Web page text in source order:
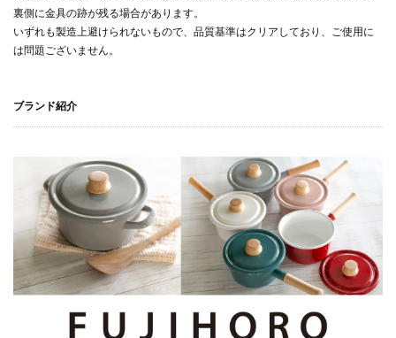
裏側に金具の跡が残る場合があります。
いずれも製造上避けられないもので、品質基準はクリアしており、ご使用に
は問題ございません。
ブランド紹介